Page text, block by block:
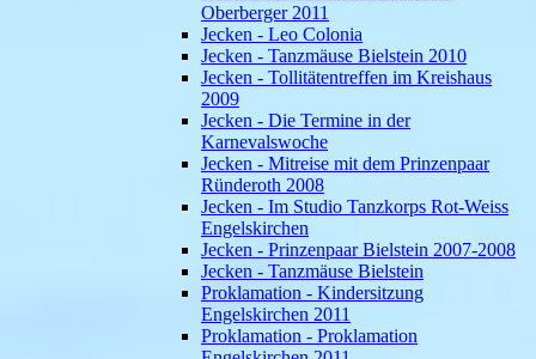
Oberberger 2011
Jecken - Leo Colonia
Jecken - Tanzmäuse Bielstein 2010
Jecken - Tollitätentreffen im Kreishaus
2009
Jecken - Die Termine in der
Karnevalswoche
Jecken - Mitreise mit dem Prinzenpaar
Ründeroth 2008
Jecken - Im Studio Tanzkorps Rot-Weiss
Engelskirchen
Jecken - Prinzenpaar Bielstein 2007-2008
Jecken - Tanzmäuse Bielstein
Proklamation - Kindersitzung
Engelskirchen 2011
Proklamation - Proklamation